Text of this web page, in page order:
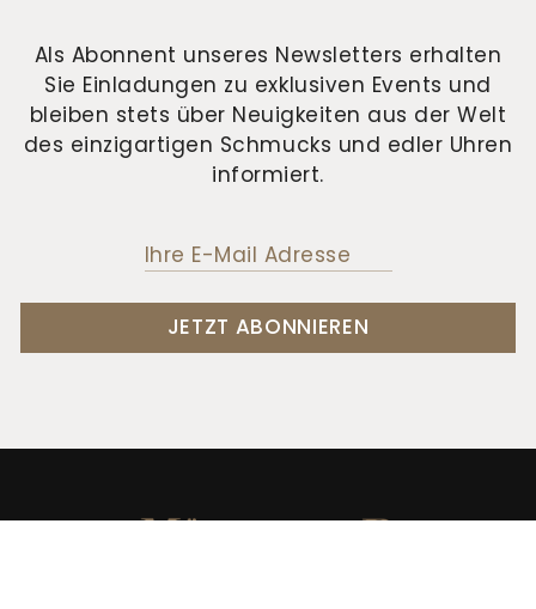
Als Abonnent unseres Newsletters erhalten
Sie Einladungen zu exklusiven Events und
bleiben stets über Neuigkeiten aus der Welt
des einzigartigen Schmucks und edler Uhren
informiert.
JETZT ABONNIEREN